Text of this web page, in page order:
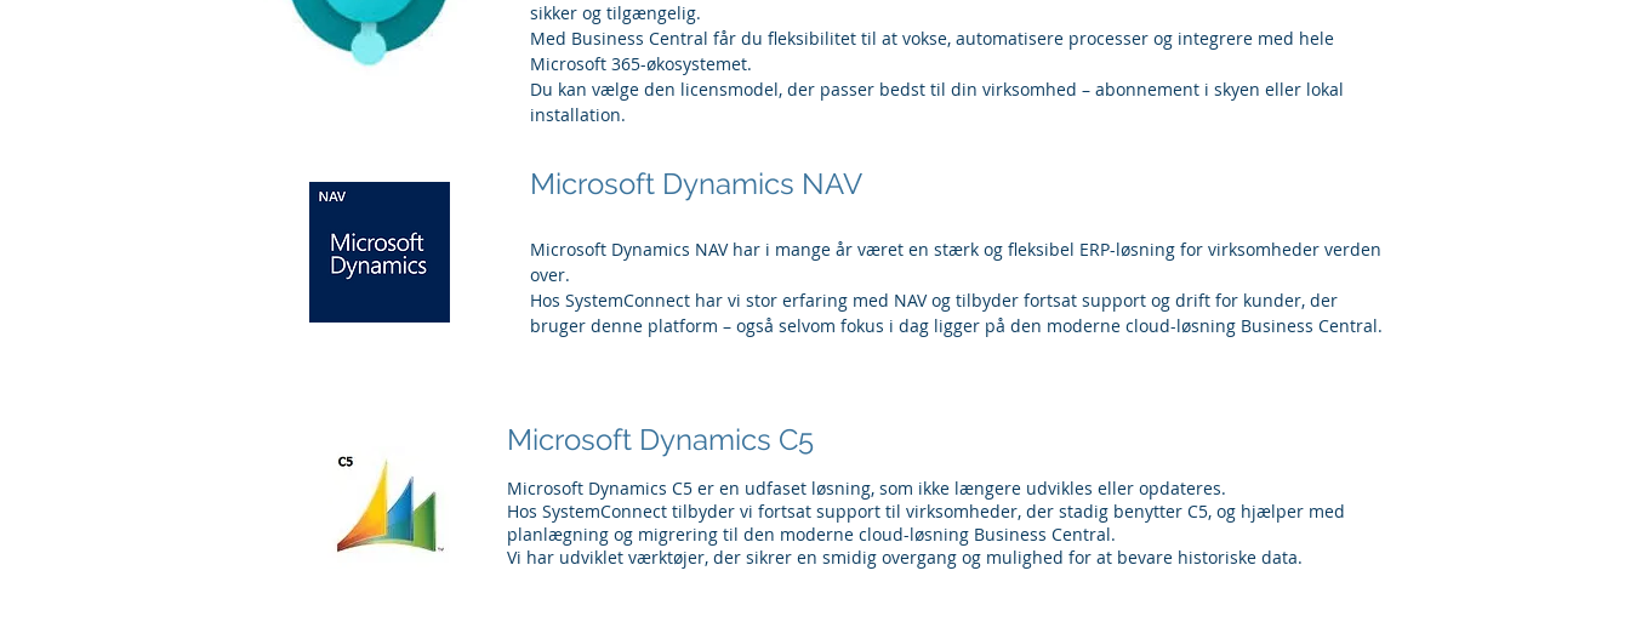
sikker og tilgængelig.
Med Business Central får du fleksibilitet til at vokse, automatisere processer og integrere med hele
Microsoft 365-økosystemet.
Du kan vælge den licensmodel, der passer bedst til din virksomhed – abonnement i skyen eller lokal
installation.
Microsoft Dynamics NAV
Microsoft Dynamics NAV har i mange år været en stærk og fleksibel ERP-løsning for virksomheder verden
over.
Hos SystemConnect har vi stor erfaring med NAV og tilbyder fortsat support og drift for kunder, der
bruger denne platform – også selvom fokus i dag ligger på den moderne cloud-løsning Business Central.
Microsoft Dynamics C5
Microsoft Dynamics C5 er en udfaset løsning, som ikke længere udvikles eller opdateres.
Hos SystemConnect tilbyder vi fortsat support til virksomheder, der stadig benytter C5, og hjælper med
planlægning og migrering til den moderne cloud-løsning Business Central.
Vi har udviklet værktøjer, der sikrer en smidig overgang og mulighed for at bevare historiske data.